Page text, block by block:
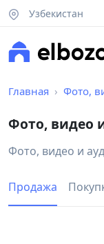
Узбекистан
Главная Фото,
Фото, видео
Фото, видео и
Продажа